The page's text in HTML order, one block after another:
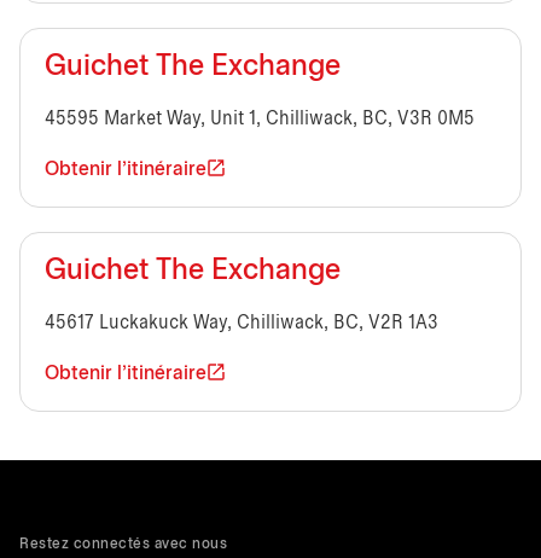
Guichet The Exchange
45595 Market Way, Unit 1, Chilliwack, BC, V3R 0M5
Obtenir l'itinéraire
Guichet The Exchange
45617 Luckakuck Way, Chilliwack, BC, V2R 1A3
Obtenir l'itinéraire
Restez connectés avec nous